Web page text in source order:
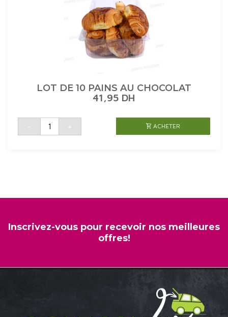
LOT DE 10 PAINS AU CHOCOLAT
41,95 DH
-
quantité
LOT
+ ACHETER
Inscrivez-vous pour recevoir nos meilleures
offres!